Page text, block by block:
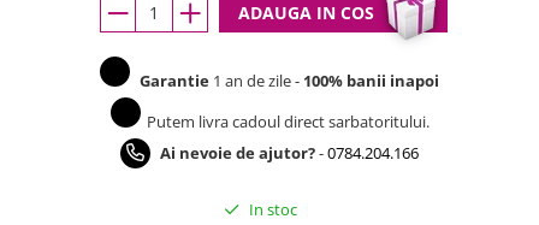
ADAUGA IN COS
Garantie 1 an de zile - 100% banii inapoi
Putem livra cadoul direct sarbatoritului.
Ai nevoie de ajutor?-0784.204.166
In stoc